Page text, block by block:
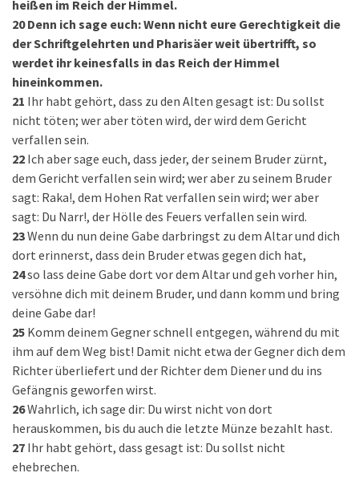
heißen im Reich der Himmel.
20 Denn ich sage euch: Wenn nicht eure Gerechtigkeit die
der Schriftgelehrten und Pharisäer weit übertrifft, so
werdet ihr keinesfalls in das Reich der Himmel
hineinkommen.
21 Ihr habt gehört, dass zu den Alten gesagt ist: Du sollst
nicht töten; wer aber töten wird, der wird dem Gericht
verfallen sein.
22 Ich aber sage euch, dass jeder, der seinem Bruder zürnt,
dem Gericht verfallen sein wird; wer aber zu seinem Bruder
sagt: Raka!, dem Hohen Rat verfallen sein wird; wer aber
sagt: Du Narr!, der Hölle des Feuers verfallen sein wird.
23Wenn du nun deine Gabe darbringst zu dem Altar und dich
dort erinnerst, dass dein Bruder etwas gegen dich hat,
24so lass deine Gabe dort vor dem Altar und geh vorher hin,
versöhne dich mit deinem Bruder, und dann komm und bring
deine Gabe dar!
25 Komm deinem Gegner schnell entgegen, während du mit
ihm auf dem Weg bist! Damit nicht etwa der Gegner dich dem
Richter überliefert und der Richter dem Diener und du ins
Gefängnis geworfen wirst.
26Wahrlich, ich sage dir: Du wirst nicht von dort
herauskommen, bis du auch die letzte Münze bezahlt hast.
27 Ihr habt gehört, dass gesagt ist: Du sollst nicht
ehebrechen.